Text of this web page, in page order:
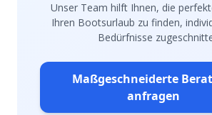
Unser Team hilft Ihnen, die
Ihren Bootsurlaub zu finden,
Bedürfnisse
Maßgeschneiderte
anfragen